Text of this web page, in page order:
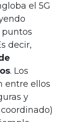
el 5G
decir,
. Los
entre ellos
y